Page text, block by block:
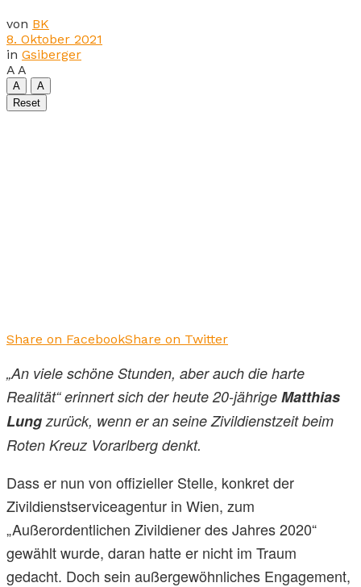
von BK
8. Oktober 2021
in Gsiberger
A A
A
A
Reset
Share on FacebookShare on Twitter
„An viele schöne Stunden, aber auch die harte
Realität“ erinnert sich der heute 20-jährige Matthias
Lung zurück, wenn er an seine Zivildienstzeit beim
Roten Kreuz Vorarlberg denkt.
Dass er nun von offizieller Stelle, konkret der
Zivildienstserviceagentur in Wien, zum
„Außerordentlichen Zivildiener des Jahres 2020“
gewählt wurde, daran hatte er nicht im Traum
gedacht. Doch sein außergewöhnliches Engagement,